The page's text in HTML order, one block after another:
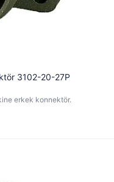
3102-20-27P
erkek konnektör.